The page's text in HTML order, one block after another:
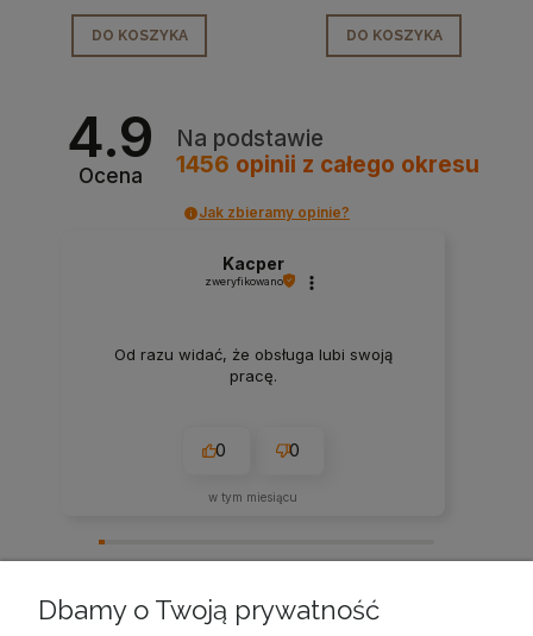
DO KOSZYKA DO KOSZYKA
4.9
Ocena
Na podstawie
1456 opinii z całego okresu
Jak zbieramy opinie?
Kacper
zweryfikowano
Od razu widać, że obsługa lubi swoją
pracę.
0 0
w tym miesiącu
Dbamy o Twoją prywatność